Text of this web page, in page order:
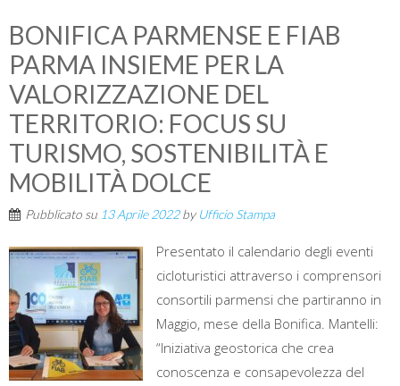
BONIFICA PARMENSE E FIAB
PARMA INSIEME PER LA
VALORIZZAZIONE DEL
TERRITORIO: FOCUS SU
TURISMO, SOSTENIBILITÀ E
MOBILITÀ DOLCE
Pubblicato su 13 Aprile 2022by Ufficio Stampa
Presentato il calendario degli eventi
cicloturistici attraverso i comprensori
consortili parmensi che partiranno in
Maggio, mese della Bonifica. Mantelli:
“Iniziativa geostorica che crea
conoscenza e consapevolezza del